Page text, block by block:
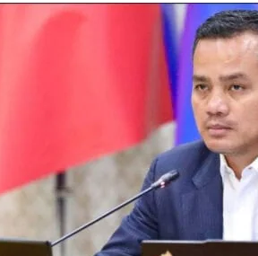
បានប្រាប់ថា ជនបរទេសចំនួន ៥៥នាក់ ដែលសម
ល្អ ហើយលោកឆ្លៀតអំពាវនាវទៅកាន់ម្ចាស់ក
ង និយាយចំពោះអ្នកជួលដែលអត់មានប្រវត្តិអីច្បា
ន ៦៦៥ទីតាំង រកឃើញជនសង្ស័យចំនួន ២ ៧៧៣ន
ចេកវិទ្យាទូទាំងប្រទេស រយៈពេល១ឆ្នាំ» ដែ
។ ភាគច្រើននៃជនបរទេសដែលបានបណ្ដេញ
ើសឆបោកតាមប្រព័ន្ធបច្ចេកវិទ្យាបានជាច្រ
េះមានលក្ខណៈទ្រង់ទ្រាយធំ មានភាពវិជ្ជមាន
ន្តទៅទៀត»។ លោក អំ សំអាត ថា ដើម្បីឱ្យការ
ារទូទៅនៃអង្គការសិទ្ធិមនុស្សលីកាដូ ក្រើនរំលឹ
ប់គ្រងសន្តិសុខ សុវត្ថិភាពតាមទីតាំងរស់នៅប្រ
។ ព្រឹទ្ធសភាក៏បានអនុម័តទាំងស្រុងលើសេចក្តីព្រ